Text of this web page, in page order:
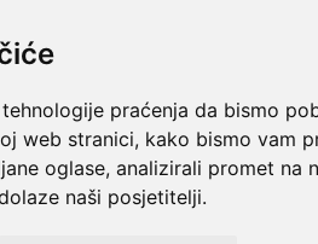
praćenja da bismo
web stranici, kako bismo vam
oglase, analizirali promet na
naši posjetitelji.